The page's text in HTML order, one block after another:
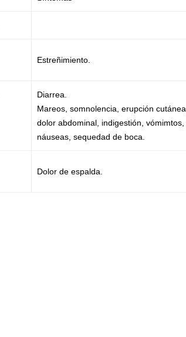
Estreñimiento.
Diarrea.
Mareos, somnolencia, erupción cutánea,
dolor abdominal, indigestión, vómimtos,
náuseas, sequedad de boca.
Dolor de espalda.